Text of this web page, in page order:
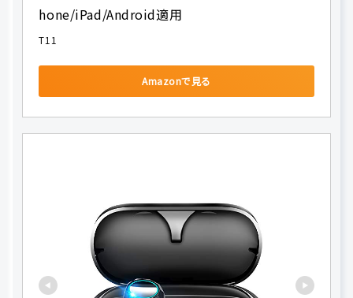
hone/iPad/Android適用
T11
Amazonで見る